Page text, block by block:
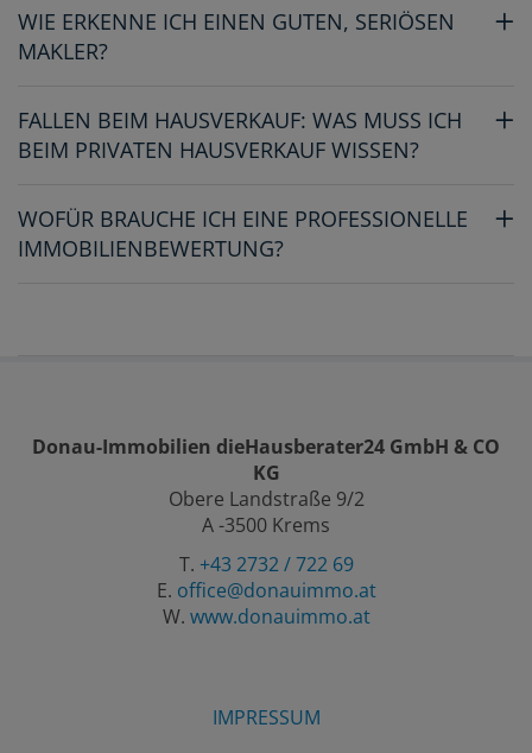
WIE ERKENNE ICH EINEN GUTEN, SERIÖSEN
MAKLER?
FALLEN BEIM HAUSVERKAUF: WAS MUSS ICH
BEIM PRIVATEN HAUSVERKAUF WISSEN?
WOFÜR BRAUCHE ICH EINE PROFESSIONELLE
IMMOBILIENBEWERTUNG?
Donau-Immobilien dieHausberater24 GmbH & CO
KG
Obere Landstraße 9/2
A -3500 Krems
T. +43 2732 / 722 69
E. office@donauimmo.at
W. www.donauimmo.at
IMPRESSUM